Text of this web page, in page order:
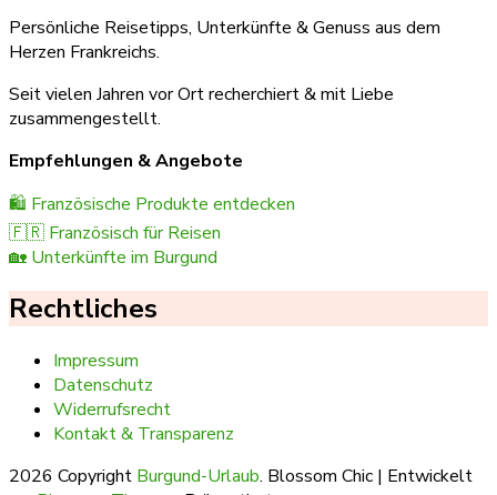
Persönliche Reisetipps, Unterkünfte & Genuss aus dem
Herzen Frankreichs.
Seit vielen Jahren vor Ort recherchiert & mit Liebe
zusammengestellt.
Empfehlungen & Angebote
🛍️ Französische Produkte entdecken
🇫🇷 Französisch für Reisen
🏡 Unterkünfte im Burgund
Rechtliches
Impressum
Datenschutz
Widerrufsrecht
Kontakt & Transparenz
2026 Copyright Burgund-Urlaub. Blossom Chic | Entwickelt